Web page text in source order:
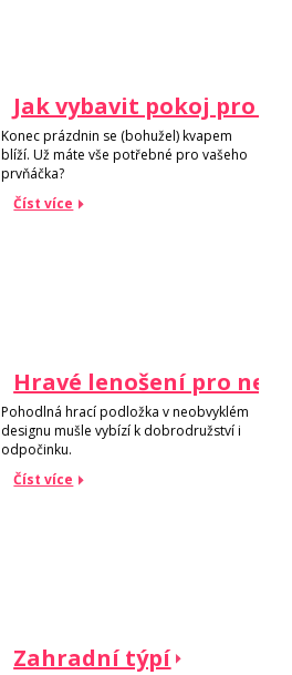
Jak vybavit pokoj pro
Konec prázdnin se (bohužel) kvapem
blíží. Už máte vše potřebné pro vašeho
prvňáčka?
Číst více
Hravé lenošení pro
Pohodlná hrací podložka v neobvyklém
designu mušle vybízí k dobrodružství i
odpočinku.
Číst více
Zahradní týpí